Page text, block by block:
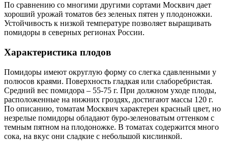
По сравнению со многими другими сортами Москвич дает
хороший урожай томатов без зеленых пятен у плодоножки.
Устойчивость к низкой температуре позволяет выращивать
помидоры в северных регионах России.
Характеристика плодов
Помидоры имеют округлую форму со слегка сдавленными у
полюсов краями. Поверхность гладкая или слаборебристая.
Средний вес помидора – 55-75 г. При должном уходе плоды,
расположенные на нижних гроздях, достигают массы 120 г.
По описанию, томатам Москвич характерен красный цвет, но
незрелые помидоры обладают буро-зеленоватым оттенком с
темным пятном на плодоножке. В томатах содержится много
сока, на вкус они сладкие с небольшой кислинкой.